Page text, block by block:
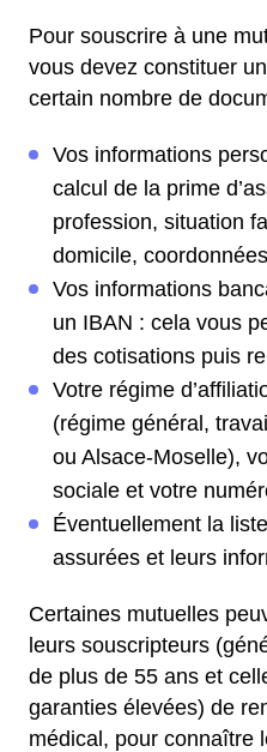
Pour souscrire à une
vous devez constituer
certain nombre de
Vos informations
calcul de la prime
profession, situation
domicile, coordonnées
Vos informations
un IBAN : cela vous
des cotisations puis
Votre régime
(régime général,
ou Alsace-Moselle),
sociale et votre
Éventuellement la
assurées et leurs
Certaines mutuelles
leurs souscripteurs
de plus de 55 ans et
garanties élevées) de
médical, pour connaître